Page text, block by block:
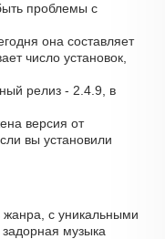
проблемы с
она составляет
число установок,
релиз - 2.4.9, в
версия от
вы установили
с уникальными
музыка